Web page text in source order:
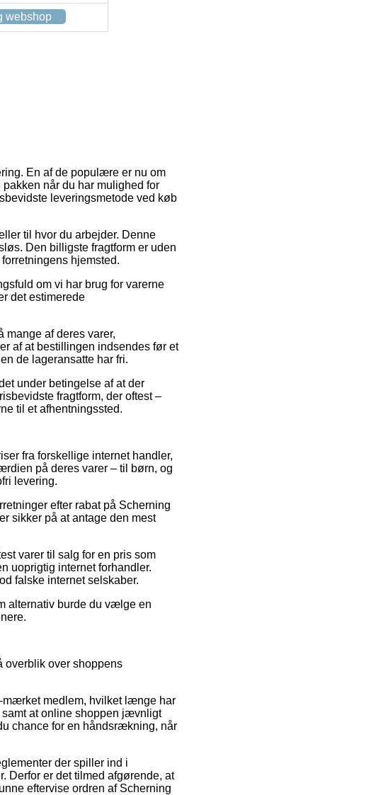
webshop
En af de populære er nu om
når du har mulighed for
leveringsmetode ved køb
til hvor du arbejder. Denne
Den billigste fragtform er uden
hjemsted.
om vi har brug for varerne
det estimerede
mange af deres varer,
af at bestillingen indsendes før et
de lageransatte har fri.
under betingelse af at der
fragtform, der oftest –
til et afhentningssted.
fra forskellige internet handler,
på deres varer – til børn, og
levering.
efter rabat på Scherning
sikker på at antage den mest
varer til salg for en pris som
uoprigtig internet forhandler.
falske internet selskaber.
alternativ burde du vælge en
overblik over shoppens
mærket medlem, hvilket længe har
at online shoppen jævnligt
chance for en håndsrækning, når
der spiller ind i
Derfor er det tilmed afgørende, at
eftervise ordren af Scherning